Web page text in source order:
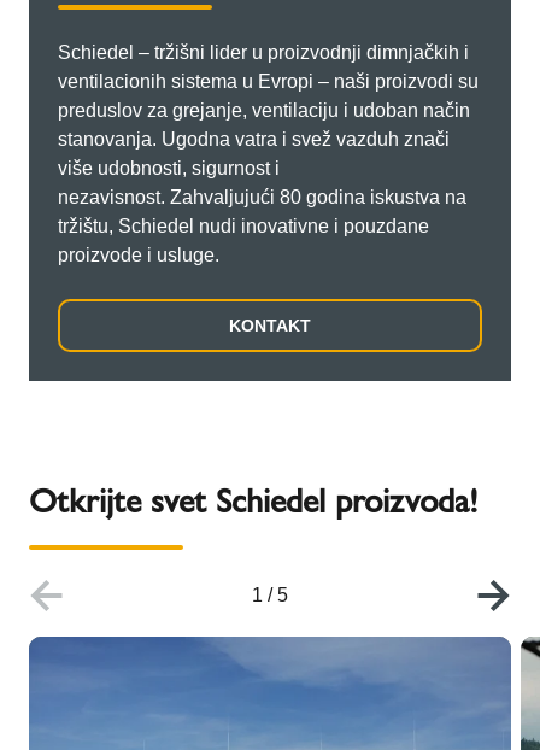
Schiedel – tržišni lider u proizvodnji dimnjačkih i
ventilacionih sistema u Evropi – naši proizvodi su
preduslov za grejanje, ventilaciju i udoban način
stanovanja. Ugodna vatra i svež vazduh znači
više udobnosti, sigurnost i
nezavisnost. Zahvaljujući 80 godina iskustva na
tržištu, Schiedel nudi inovativne i pouzdane
proizvode i usluge.
KONTAKT
Otkrijte svet Schiedel proizvoda!
1 /5